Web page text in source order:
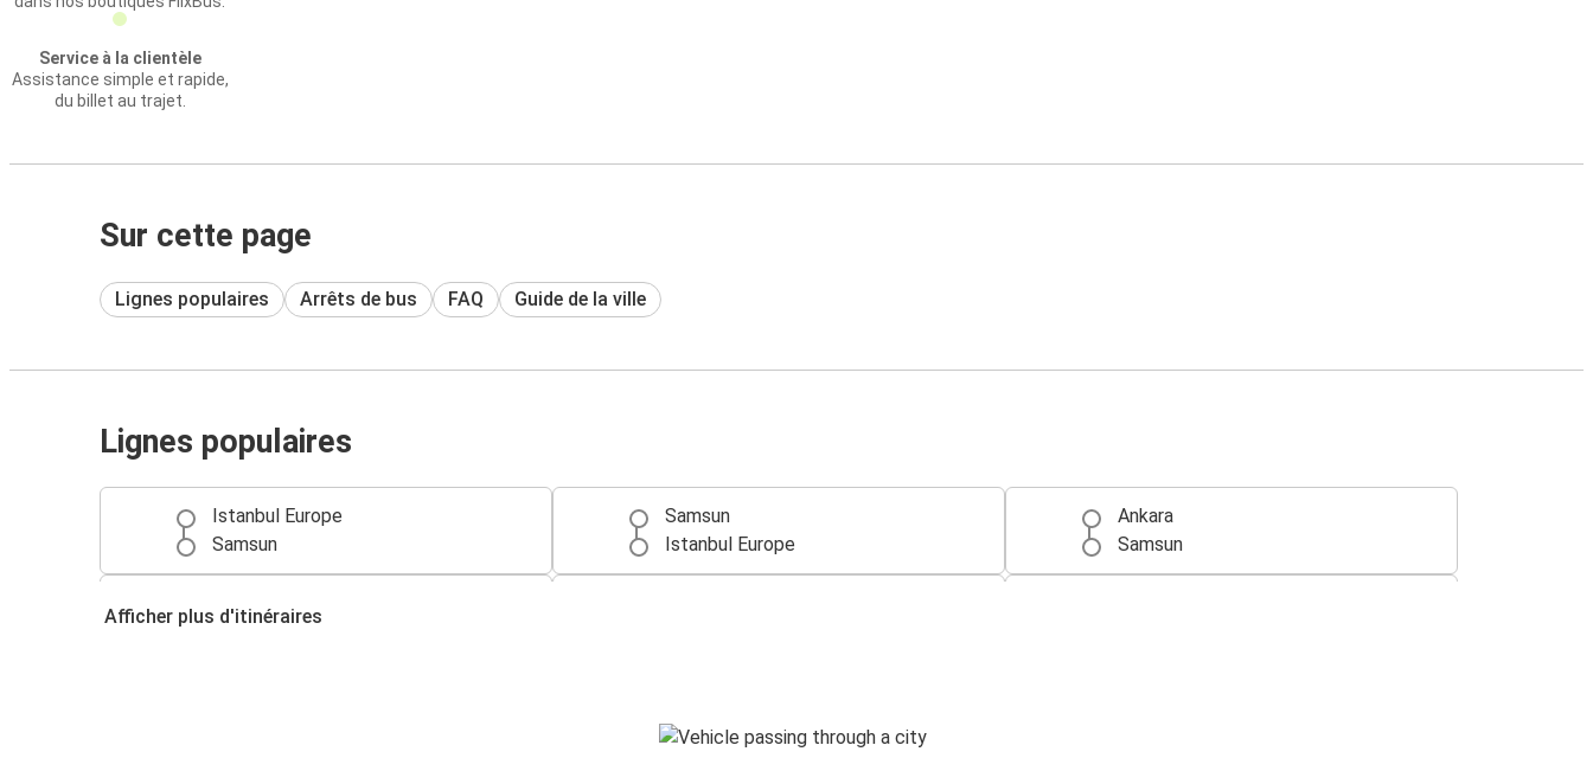
Service à la clientèle
Assistance simple et rapide,
du billet au trajet.
Sur cette page
Lignes populaires Arrêts de bus FAQ Guide de la ville
Lignes populaires
Istanbul Europe
Samsun
Samsun
Istanbul Europe
Ankara
Samsun
Samsun
Samsun
Afficher plus d'itinéraires